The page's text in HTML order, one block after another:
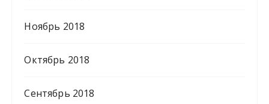
Ноябрь 2018
Октябрь 2018
Сентябрь 2018